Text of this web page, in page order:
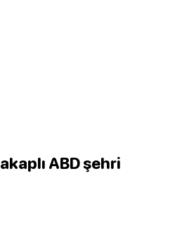
ABD şehri